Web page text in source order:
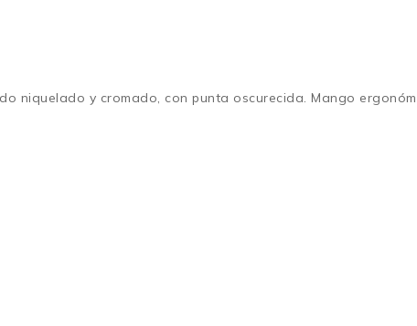
niquelado y cromado, con punta oscurecida. Mango